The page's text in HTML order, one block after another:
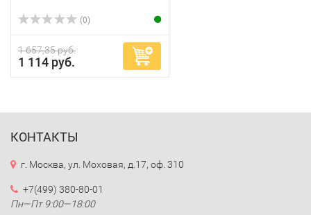
(0)
1 657,35 руб.
1 114 руб.
КОНТАКТЫ
г. Москва, ул. Моховая, д.17, оф. 310
+7(499) 380-80-01
Пн—Пт 9:00—18:00